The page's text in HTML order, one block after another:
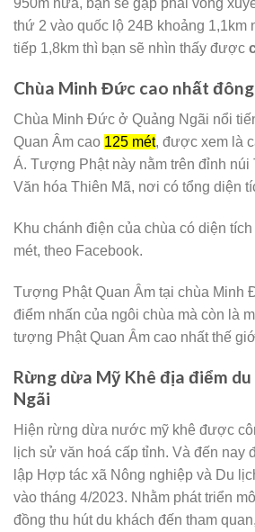
thứ 2 vào quốc lộ 24B khoảng 1,1km
tiếp 1,8km thì bạn sẽ nhìn thấy được
Chùa Minh Đức cao nhất đông
Chùa Minh Đức ở Quảng Ngãi nổi
Quan Âm cao 125 mét, được xem là
Á. Tượng Phật này nằm trên đỉnh núi
Văn hóa Thiên Mã, nơi có tổng diện
Khu chánh điện của chùa có diện
mét, theo Facebook.
Tượng Phật Quan Âm tại chùa Minh
điểm nhấn của ngôi chùa mà còn là
tượng Phật Quan Âm cao nhất thế
Rừng dừa Mỹ Khê địa điểm
Ngãi
Hiện rừng dừa nước mỹ khê được
lịch sử văn hoá cấp tỉnh. Và đến nay
lập Hợp tác xã Nông nghiệp và Du
vào tháng 4/2023. Nhằm phát triển
đồng thu hút du khách đến tham